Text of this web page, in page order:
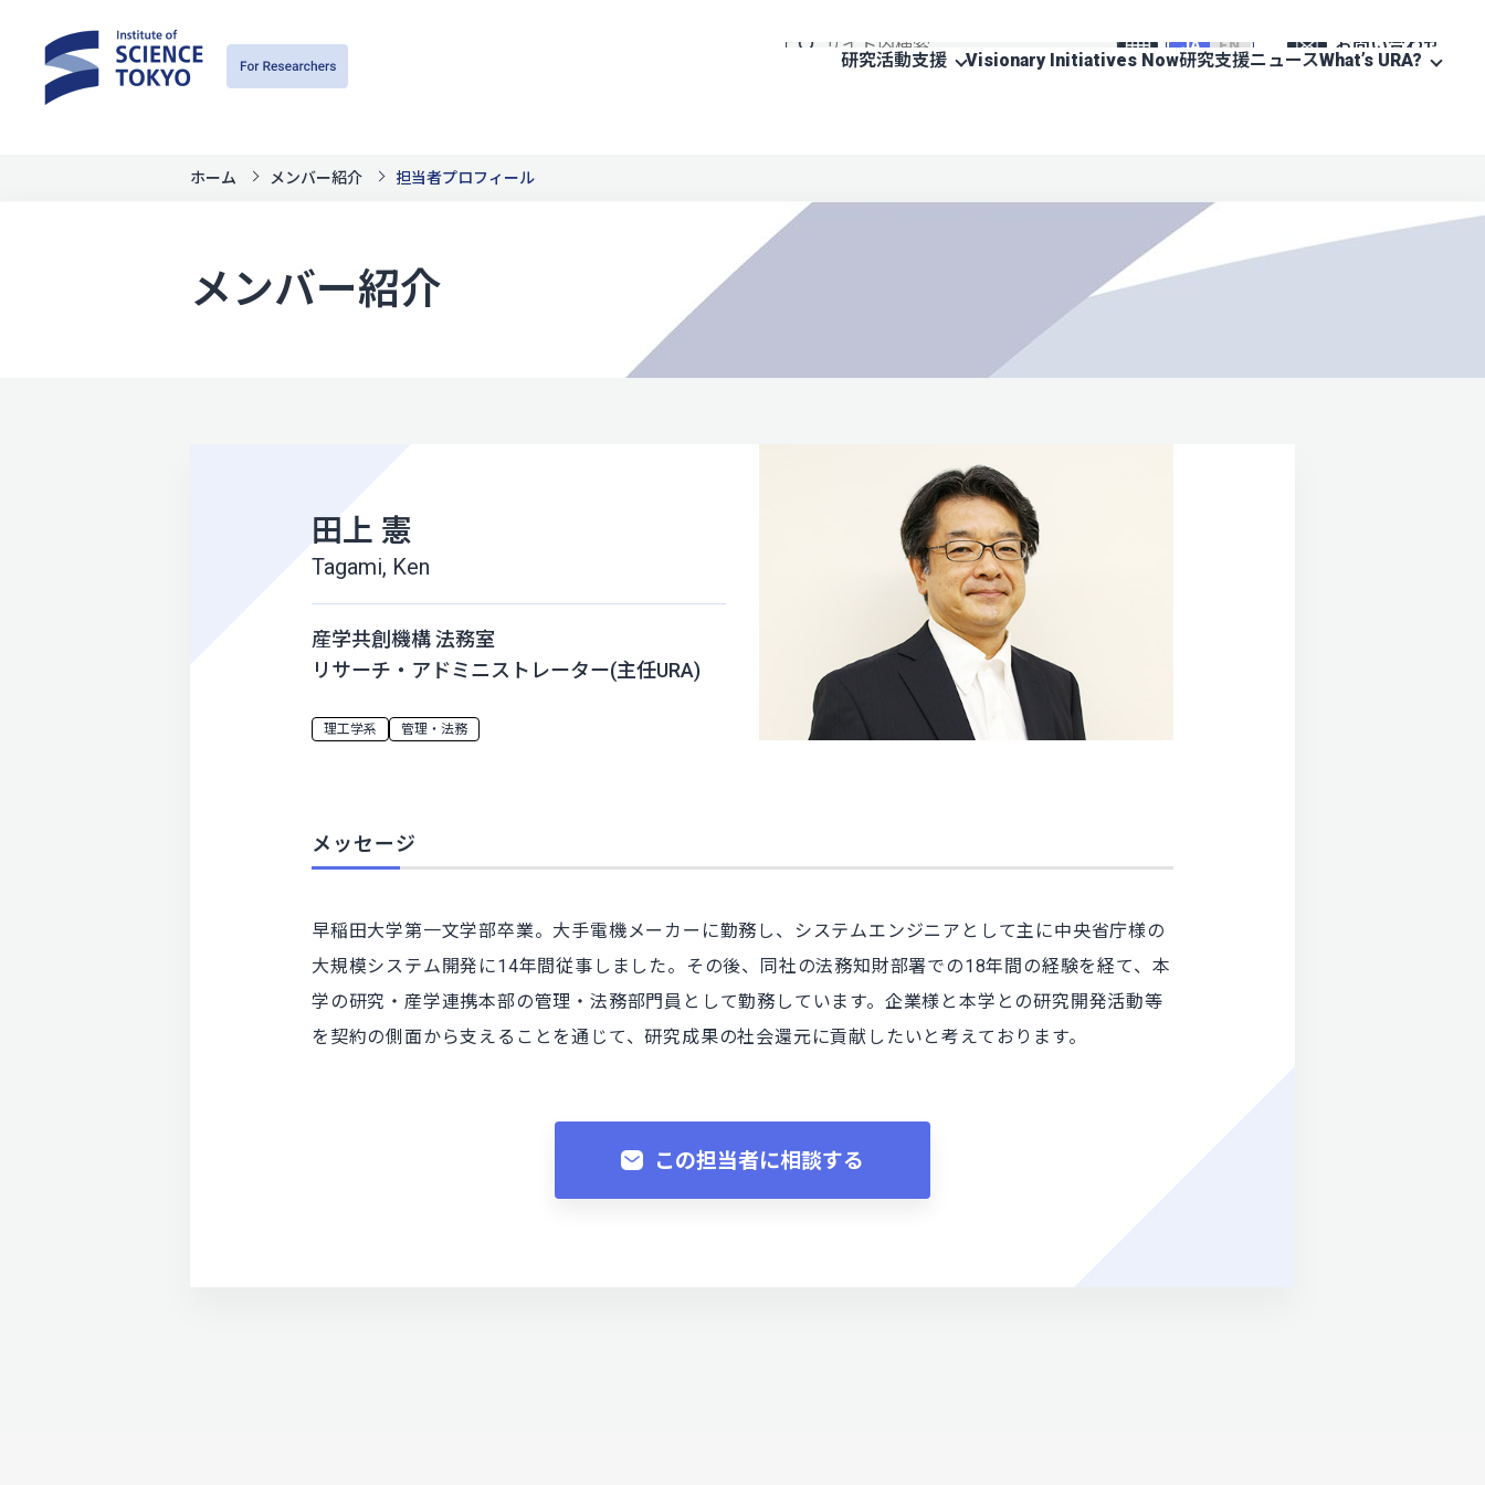
JA EN お問い合わせ
研究活動支援 Visionary Initiatives Now研究支援ニュースWhat’s URA?
ホーム メンバー紹介 担当者プロフィール
メンバー紹介
田上 憲
Tagami, Ken
産学共創機構 法務室
リサーチ・アドミニストレーター(主任URA)
理工学系 管理・法務
メッセージ
早稲田大学第一文学部卒業。大手電機メーカーに勤務し、システムエンジニアとして主に中央省庁様の
大規模システム開発に14年間従事しました。その後、同社の法務知財部署での18年間の経験を経て、本
学の研究・産学連携本部の管理・法務部門員として勤務しています。企業様と本学との研究開発活動等
を契約の側面から支えることを通じて、研究成果の社会還元に貢献したいと考えております。
この担当者に相談する